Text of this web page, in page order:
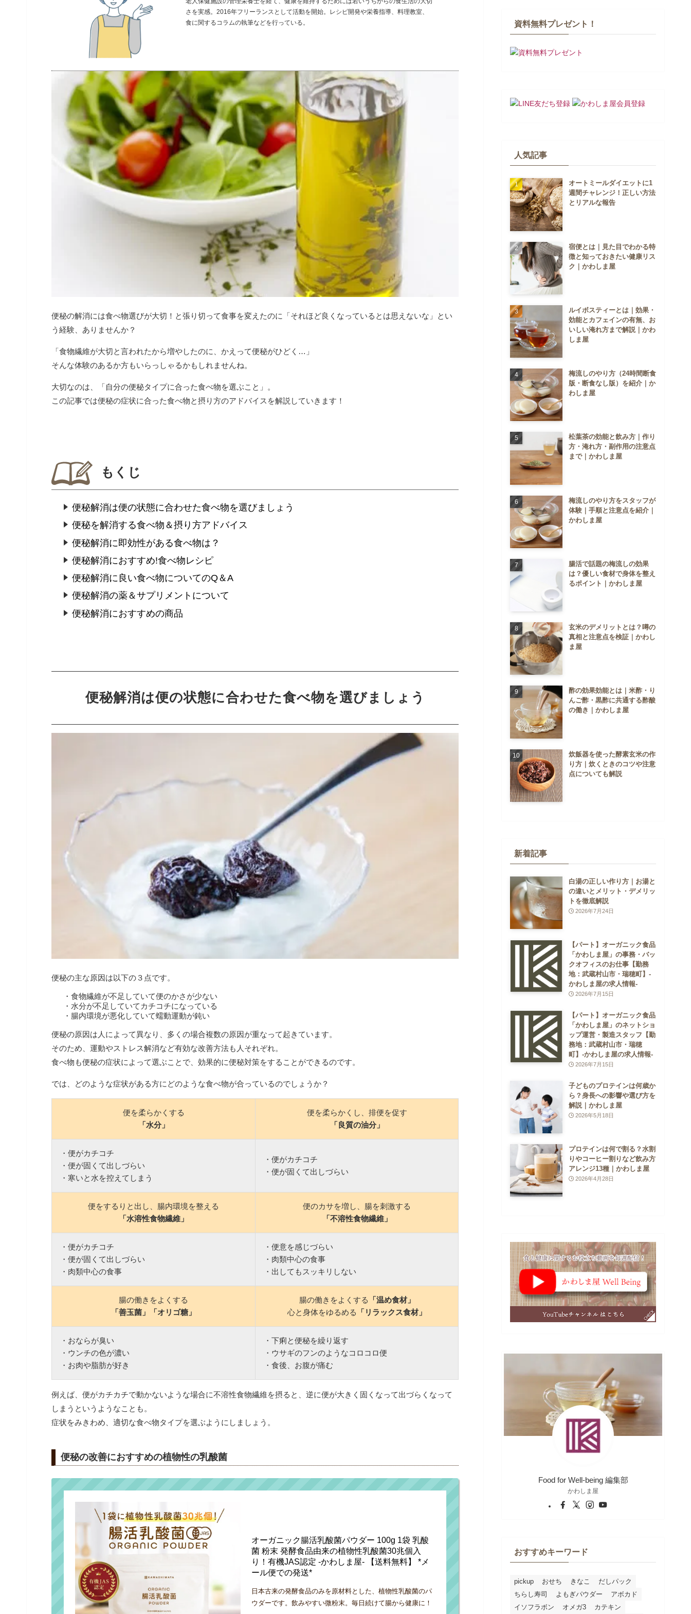
さを実感。2016年フリーランスとして活動を開始。レシピ開発や栄養指導、料理教室、
食に関するコラムの執筆などを行っている。
便秘の解消には食べ物選びが大切！と張り切って食事を変えたのに「それほど良くなっているとは思えないな」とい
う経験、ありませんか？
「食物繊維が大切と言われたから増やしたのに、かえって便秘がひどく…」
そんな体験のあるか方もいらっしゃるかもしれませんね。
大切なのは、「自分の便秘タイプに合った食べ物を選ぶこと」。
この記事では便秘の症状に合った食べ物と摂り方のアドバイスを解説していきます！
もくじ
便秘解消は便の状態に合わせた食べ物を選びましょう
便秘を解消する食べ物＆摂り方アドバイス
便秘解消に即効性がある食べ物は？
便秘解消におすすめ!食べ物レシピ
便秘解消に良い食べ物についてのQ＆A
便秘解消の薬＆サプリメントについて
便秘解消におすすめの商品
便秘解消は便の状態に合わせた食べ物を選びましょう
便秘の主な原因は以下の３点です。
・食物繊維が不足していて便のかさが少ない
・水分が不足していてカチコチになっている
・腸内環境が悪化していて蠕動運動が鈍い
便秘の原因は人によって異なり、多くの場合複数の原因が重なって起きています。
そのため、運動やストレス解消など有効な改善方法も人それぞれ。
食べ物も便秘の症状によって選ぶことで、効果的に便秘対策をすることができるのです。
では、どのような症状がある方にどのような食べ物が合っているのでしょうか？
便を柔らかくする
「水分」
便を柔らかくし、排便を促す
「良質の油分」
・便がカチコチ
・便が固くて出しづらい
・寒いと水を控えてしまう
・便がカチコチ
・便が固くて出しづらい
便をするりと出し、腸内環境を整える
「水溶性食物繊維」
便のカサを増し、腸を刺激する
「不溶性食物繊維」
・便がカチコチ
・便が固くて出しづらい
・肉類中心の食事
・便意を感じづらい
・肉類中心の食事
・出してもスッキリしない
腸の働きをよくする
「善玉菌」「オリゴ糖」
腸の働きをよくする 「温め食材」
心と身体をゆるめる
「リラックス食材」
・おならが臭い
・ウンチの色が濃い
・お肉や脂肪が好き
・下痢と便秘を繰り返す
・ウサギのフンのようなコロコロ便
・食後、お腹が痛む
例えば、便がカチカチで動かないような場合に不溶性食物繊維を摂ると、逆に便が大きく固くなって出づらくなって
しまうというようなことも。
症状をみきわめ、適切な食べ物タイプを選ぶようにしましょう。
便秘の改善におすすめの植物性の乳酸菌
オーガニック腸活乳酸菌パウダー 100g 1袋 乳酸
菌 粉末 発酵食品由来の植物性乳酸菌30兆個入
り！有機JAS認定 -かわしま屋- 【送料無料】 *メ
ール便での発送*
日本古来の発酵食品のみを原材料とした、植物性乳酸菌のパ
ウダーです。飲みやすい微粉末。毎日続けて腸から健康に！
資料無料プレゼント！
人気記事
オートミールダイエットに1
週間チャレンジ！正しい方法
とリアルな報告
宿便とは｜見た目でわかる特
徴と知っておきたい健康リス
ク｜かわしま屋
ルイボスティーとは｜効果・
効能とカフェインの有無、お
いしい淹れ方まで解説｜かわ
しま屋
梅流しのやり方（24時間断食
版・断食なし版）を紹介｜か
わしま屋
松葉茶の効能と飲み方｜作り
方・淹れ方・副作用の注意点
まで｜かわしま屋
梅流しのやり方をスタッフが
体験｜手順と注意点を紹介｜
かわしま屋
腸活で話題の梅流しの効果
は？優しい食材で身体を整え
るポイント｜かわしま屋
玄米のデメリットとは？噂の
真相と注意点を検証｜かわし
ま屋
酢の効果効能とは｜米酢・り
んご酢・黒酢に共通する酢酸
の働き｜かわしま屋
炊飯器を使った酵素玄米の作
り方｜炊くときのコツや注意
点についても解説
新着記事
白湯の正しい作り方｜お湯と
の違いとメリット・デメリッ
トを徹底解説
2026年7月24日
【パート】オーガニック食品
「かわしま屋」の事務・バッ
クオフィスのお仕事【勤務
地：武蔵村山市・瑞穂町】-
かわしま屋の求人情報-
2026年7月15日
【パート】オーガニック食品
「かわしま屋」のネットショ
ップ運営・製造スタッフ【勤
務地：武蔵村山市・瑞穂
町】-かわしま屋の求人情報-
2026年7月15日
子どものプロテインは何歳か
ら？身長への影響や選び方を
解説｜かわしま屋
2026年5月18日
プロテインは何で割る？水割
りやコーヒー割りなど飲み方
アレンジ13種｜かわしま屋
2026年4月28日
Food for Well-being 編集部
かわしま屋
おすすめキーワード
pickup おせち きなこ
だしパック
ちらし寿司
よもぎパウダー
アボカド
イソフラボン
オメガ3 カテキン